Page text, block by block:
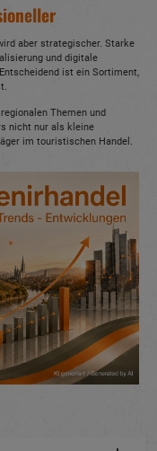
aber strategischer. Starke
und digitale
ist ein Sortiment,
Themen und
nicht nur als kleine
im touristischen Handel.